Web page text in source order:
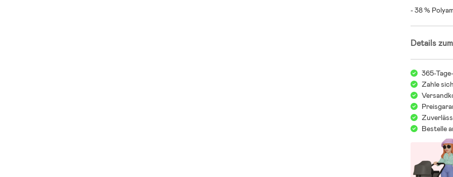
- 38 %
Details
365-
Zahle
Bestelle